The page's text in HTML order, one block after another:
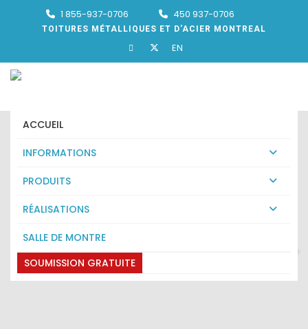
1 855-937-0706 450 937-0706
TOITURES MÉTALLIQUES ET D'ACIER MONTREAL
EN
ACCUEIL
INFORMATIONS
PRODUITS
RÉALISATIONS
SALLE DE MONTRE
SOUMISSION GRATUITE
Mont-Saint-Hilaire
Expert En Toiture Wakefield Bridge Mont-Saint-
Hilaire